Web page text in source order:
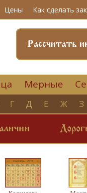
Цены Как сделать
Рассчитать
Мерные
Г Д Е Ж З